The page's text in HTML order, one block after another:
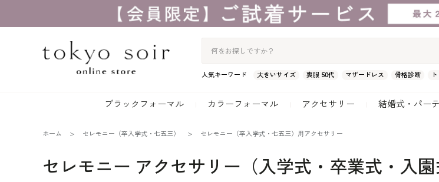
人気キーワード 大きいサイズ 喪服 50代 マザードレス 骨格診断
ブラックフォーマル カラーフォーマル アクセサリー 結婚式・パー
ホーム セレモニー（卒入学式・七五三） セレモニー（卒入学式・七五三）用アクセサリー
セレモニー アクセサリー（入学式・卒業式・入園